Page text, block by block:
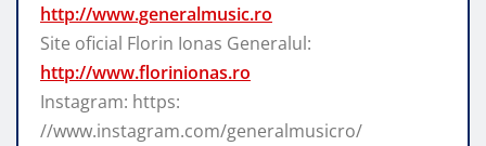
http://www.generalmusic.ro
Site oficial Florin Ionas Generalul:
http://www.florinionas.ro
Instagram: https:
//www.instagram.com/generalmusicro/